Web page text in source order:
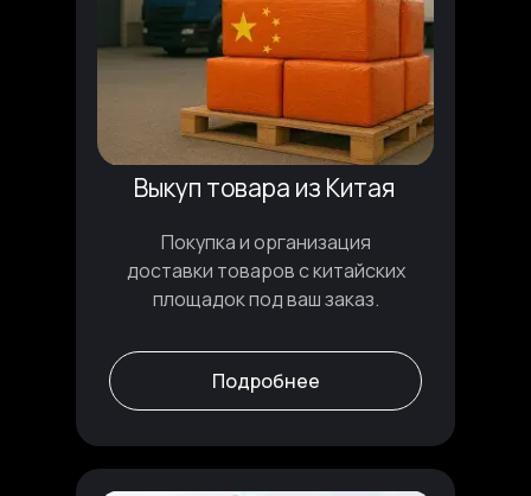
Выкуп товара из Китая
Подробнее
Покупка и организация
доставки товаров с китайских
площадок под ваш заказ.